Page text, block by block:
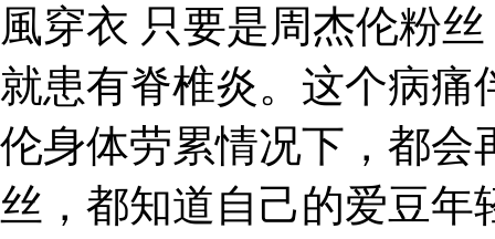
風穿衣 只要是周杰伦粉
就患有脊椎炎。这个病痛
伦身体劳累情况下，都会
丝，都知道自己的爱豆